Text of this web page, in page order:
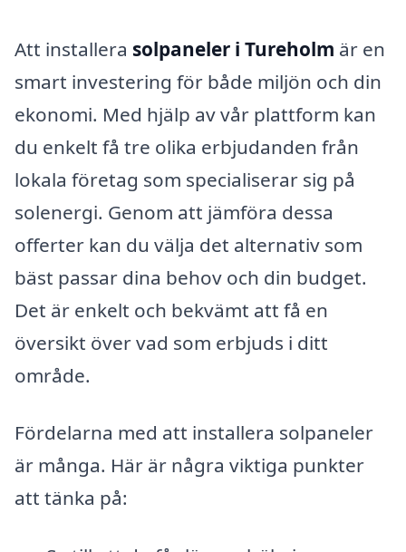
Att installera solpaneler i Tureholm är en
smart investering för både miljön och din
ekonomi. Med hjälp av vår plattform kan
du enkelt få tre olika erbjudanden från
lokala företag som specialiserar sig på
solenergi. Genom att jämföra dessa
offerter kan du välja det alternativ som
bäst passar dina behov och din budget.
Det är enkelt och bekvämt att få en
översikt över vad som erbjuds i ditt
område.
Fördelarna med att installera solpaneler
är många. Här är några viktiga punkter
att tänka på: